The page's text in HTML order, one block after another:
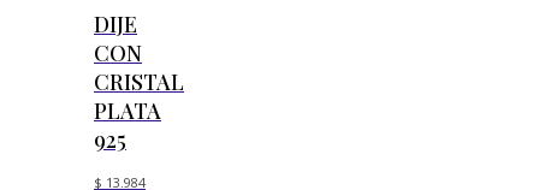
DIJE
CON
CRISTAL
PLATA
925
$ 13.984